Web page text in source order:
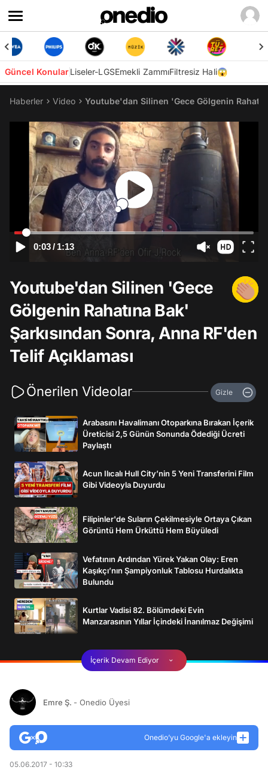
Güncel KonularLiseler-LGSEmekli ZammıFiltresiz Hali😱
Haberler Video Youtube'dan Silinen 'Gece Gölgenin
0:03/ 1:13
Youtube'dan Silinen 'Gece
Gölgenin Rahatına Bak'
Şarkısından Sonra, Anna RF'den
Telif Açıklaması
Önerilen Videolar Gizle
Arabasını Havalimanı Otoparkına Bırakan İçerik
Üreticisi 2,5 Günün Sonunda Ödediği Ücreti
Paylaştı
Acun Ilıcalı Hull City’nin 5 Yeni Transferini Film
Gibi Videoyla Duyurdu
Filipinler'de Suların Çekilmesiyle Ortaya Çıkan
Görüntü Hem Ürküttü Hem Büyüledi
Vefatının Ardından Yürek Yakan Olay: Eren
Kaşıkçı’nın Şampiyonluk Tablosu Hurdalıkta
Bulundu
Kurtlar Vadisi 82. Bölümdeki Evin
Manzarasının Yıllar İçindeki İnanılmaz Değişimi
İçerik Devam Ediyor
Emre Ş. - Onedio Üyesi
Onedio’yu Google'a ekleyin
05.06.2017 - 10:33